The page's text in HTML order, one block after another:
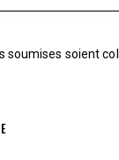
soumises soient